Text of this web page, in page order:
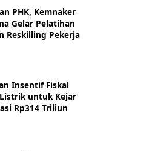
PHK, Kemnaker
Gelar Pelatihan
Reskilling Pekerja
Insentif Fiskal
untuk Kejar
Rp314 Triliun